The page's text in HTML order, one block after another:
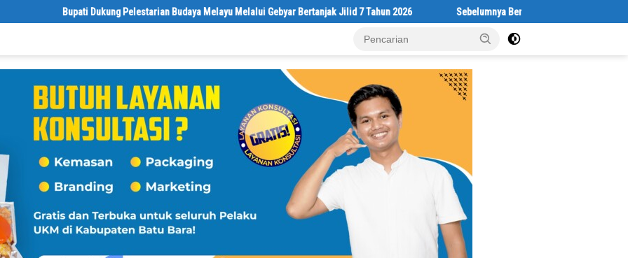
Bupati Dukung Pelestarian Budaya Melayu Melalui Gebyar Bertanjak Jilid 7 Tahun 2026 Sebelumnya Berlantaikan Tanah Beralaskan Tikar,